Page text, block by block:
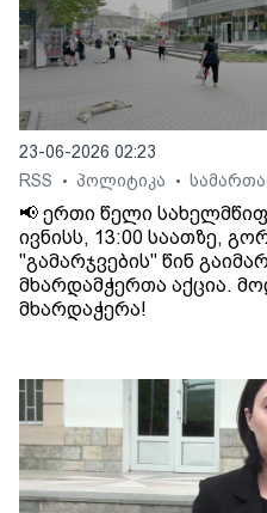
23-06-2026 02:23
RSS
• პოლიტიკა •
📢 ერთი წელი
ივნისს, 13:00 საათზე,
"გამარჯვების" წინ
მხარდამჭერთა აქცია.
მხარდაჭერა!